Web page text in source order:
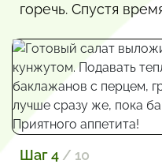
горечь. Спустя
Шаг 4 / 10